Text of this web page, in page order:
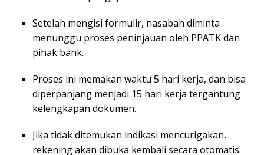
Setelah mengisi formulir, nasabah diminta
menunggu proses peninjauan oleh PPATK dan
pihak bank.
Proses ini memakan waktu 5 hari kerja, dan bisa
diperpanjang menjadi 15 hari kerja tergantung
kelengkapan dokumen.
Jika tidak ditemukan indikasi mencurigakan,
rekening akan dibuka kembali secara otomatis.